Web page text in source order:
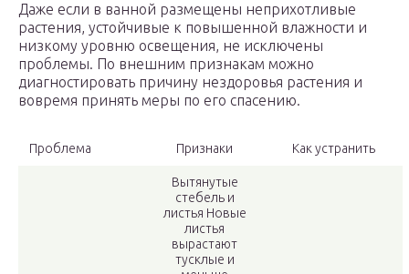
Даже если в ванной размещены неприхотливые
растения, устойчивые к повышенной влажности и
низкому уровню освещения, не исключены
проблемы. По внешним признакам можно
диагностировать причину нездоровья растения и
вовремя принять меры по его спасению.
Проблема Признаки Как устранить
Вытянутые
стебель и
листья Новые
листья
вырастают
тусклые и